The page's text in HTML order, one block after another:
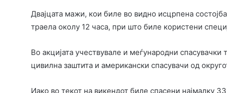
Двајцата мажи, кои биле во видно исцрпена
траела околу 12 часа, при што биле користени
Во акцијата учествувале и меѓународни
цивилна заштита и американски спасувачи од
Иако во текот на викендот биле спасени најмалку